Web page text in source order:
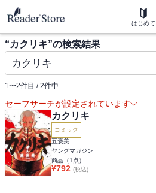
はじめて
“カクリキ”の検索結果
1〜2件目 / 2件中
セーフサーチが設定されています
カクリキ
コミック
五褒美
ヤングマガジン
商品（1 点）
¥792 (税込)